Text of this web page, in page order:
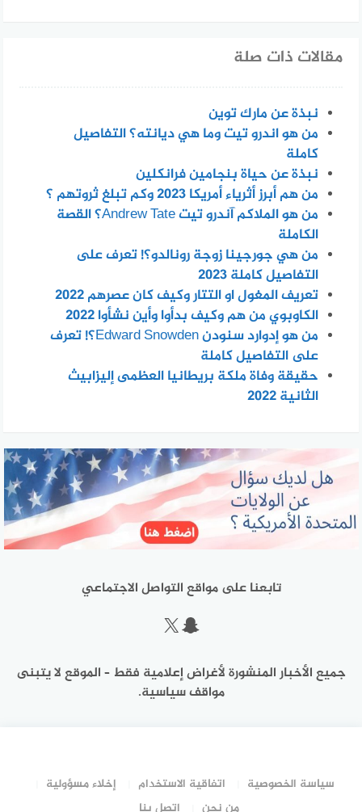
مقالات ذات صلة
نبذة عن مارك توين
من هو اندرو تيت وما هي ديانته؟ التفاصيل
كاملة
نبذة عن حياة بنجامين فرانكلين
من هم أبرز أثرياء أمريكا 2023 وكم تبلغ ثروتهم ؟
من هو الملاكم آندرو تيت Andrew Tate؟ القصة
الكاملة
من هي جورجينا زوجة رونالدو؟! تعرف على
التفاصيل كاملة 2023
تعريف المغول او التتار وكيف كان عصرهم 2022
الكاوبوي من هم وكيف بدأوا وأين نشأوا 2022
من هو إدوارد سنودن Edward Snowden؟! تعرف
على التفاصيل كاملة
حقيقة وفاة ملكة بريطانيا العظمى إليزابيث
الثانية 2022
تابعنا على مواقع التواصل الاجتماعي
سناب شات
إكس
جميع الأخبار المنشورة لأغراض إعلامية فقط – الموقع لا يتبنى
مواقف سياسية.
سياسة الخصوصية اتفاقية الاستخدام
إخلاء مسؤولية